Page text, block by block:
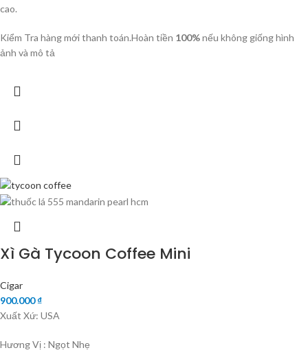
cao.
Kiểm Tra hàng mới thanh toán.Hoàn tiền 100%nếu không giống hình
ảnh và mô tả
Xì Gà Tycoon Coffee Mini
Cigar
900.000₫
Xuất Xứ: USA
Hương Vị : Ngọt Nhẹ